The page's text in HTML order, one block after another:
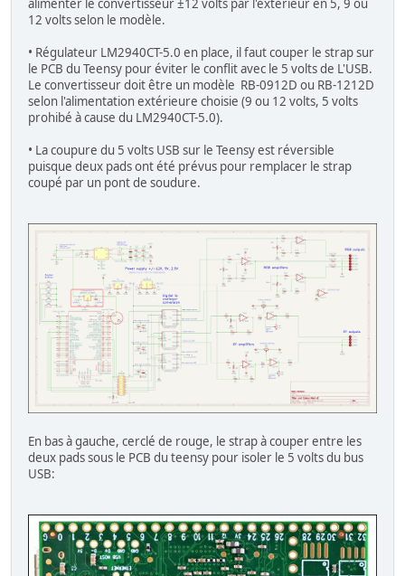
alimenter le convertisseur ±12 volts par l'extérieur en 5, 9 ou
12 volts selon le modèle.
• Régulateur LM2940CT-5.0 en place, il faut couper le strap sur
le PCB du Teensy pour éviter le conflit avec le 5 volts de L'USB.
Le convertisseur doit être un modèle RB-0912D ou RB-1212D
selon l'alimentation extérieure choisie (9 ou 12 volts, 5 volts
prohibé à cause du LM2940CT-5.0).
• La coupure du 5 volts USB sur le Teensy est réversible
puisque deux pads ont été prévus pour remplacer le strap
coupé par un pont de soudure.
En bas à gauche, cerclé de rouge, le strap à couper entre les
deux pads sous le PCB du teensy pour isoler le 5 volts du bus
USB: